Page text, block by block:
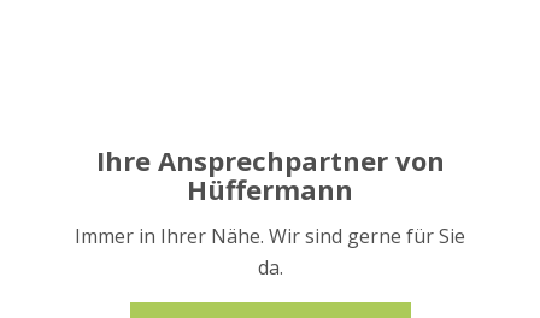
Ihre Ansprechpartner von
Hüffermann
Immer in Ihrer Nähe. Wir sind gerne für Sie
da.